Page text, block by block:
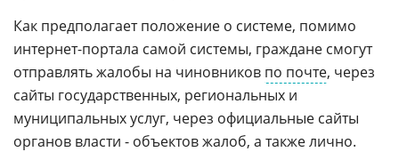
Как предполагает положение о системе, помимо
интернет-портала самой системы, граждане смогут
отправлять жалобы на чиновников по почте, через
сайты государственных, региональных и
муниципальных услуг, через официальные сайты
органов власти - объектов жалоб, а также лично.